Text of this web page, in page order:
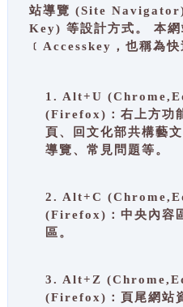
站導覽 (Site
Key) 等設計方式。 本網
﹝Accesskey，也稱為快
1. Alt+U
(Firefox)：右上方功
頁、回文化部共構藝
導覽、常見問題等。
2. Alt+C
(Firefox)：中央內容
區。
3. Alt+Z
(Firefox)：頁尾網站